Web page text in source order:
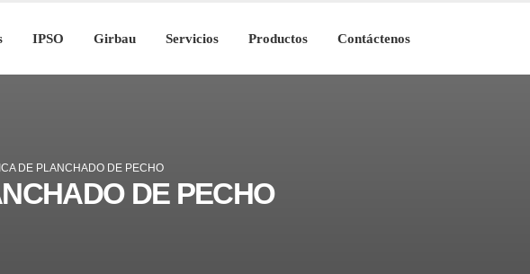
IPSO Girbau Servicios Productos Contáctenos
DE PLANCHADO DE PECHO
DE PECHO